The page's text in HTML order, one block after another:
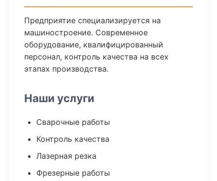
Предприятие специализируется на
машиностроение. Современное
оборудование, квалифицированный
персонал, контроль качества на всех
этапах производства.
Наши услуги
Сварочные работы
Контроль качества
Лазерная резка
Фрезерные работы